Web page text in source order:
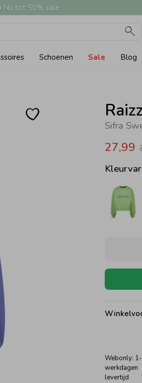
Nu tot 50% sale
Schoenen Sale Blog
Sifra
27,99
Webonly:
werkdagen
levertijd